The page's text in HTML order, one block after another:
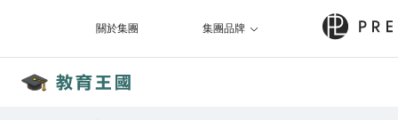
關於集團 集團品牌